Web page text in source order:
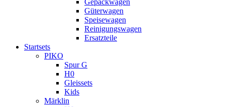
Gepäckwagen
Güterwagen
Speisewagen
Reinigungswagen
Ersatzteile
Startsets
PIKO
Spur G
H0
Gleissets
Kids
Märklin